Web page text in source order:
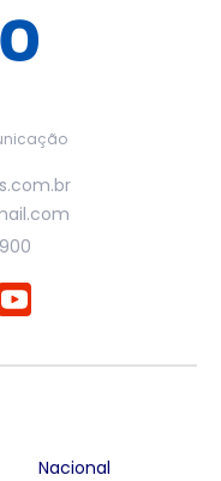
Nacional